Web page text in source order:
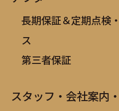
長期保証＆定期点検
ス
第三者保証
スタッフ・会社案内